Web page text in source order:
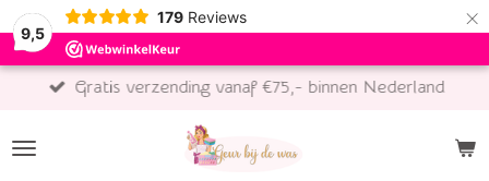
9,5
179 Reviews ×
Gratis verzending vanaf €75,- binnen Nederland